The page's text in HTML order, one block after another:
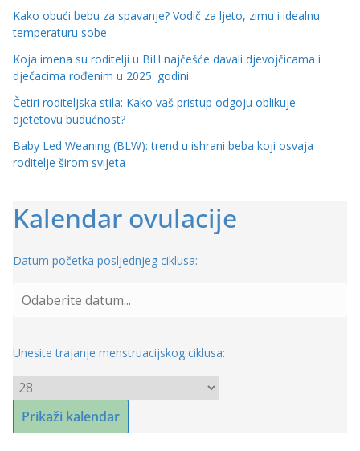
Kako obući bebu za spavanje? Vodič za ljeto, zimu i idealnu
temperaturu sobe
Koja imena su roditelji u BiH najčešće davali djevojčicama i
dječacima rođenim u 2025. godini
Četiri roditeljska stila: Kako vaš pristup odgoju oblikuje
djetetovu budućnost?
Baby Led Weaning (BLW): trend u ishrani beba koji osvaja
roditelje širom svijeta
Kalendar ovulacije
Datum početka posljednjeg ciklusa:
Unesite trajanje menstruacijskog ciklusa: